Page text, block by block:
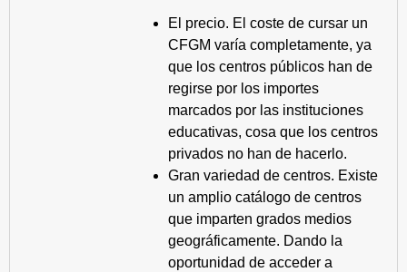
El precio. El coste de cursar un
CFGM varía completamente, ya
que los centros públicos han de
regirse por los importes
marcados por las instituciones
educativas, cosa que los centros
privados no han de hacerlo.
Gran variedad de centros. Existe
un amplio catálogo de centros
que imparten grados medios
geográficamente. Dando la
oportunidad de acceder a